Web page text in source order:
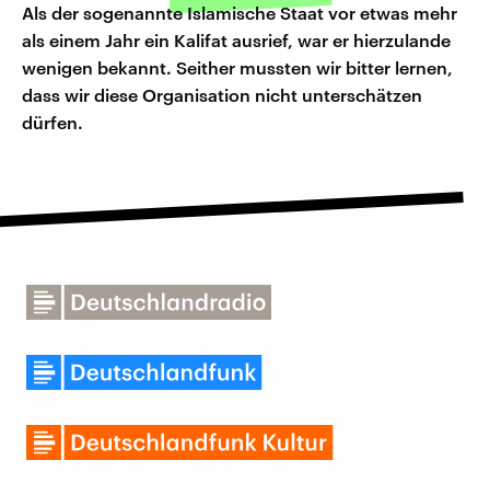
Als der sogenannte Islamische Staat vor etwas mehr
als einem Jahr ein Kalifat ausrief, war er hierzulande
wenigen bekannt. Seither mussten wir bitter lernen,
dass wir diese Organisation nicht unterschätzen
dürfen.